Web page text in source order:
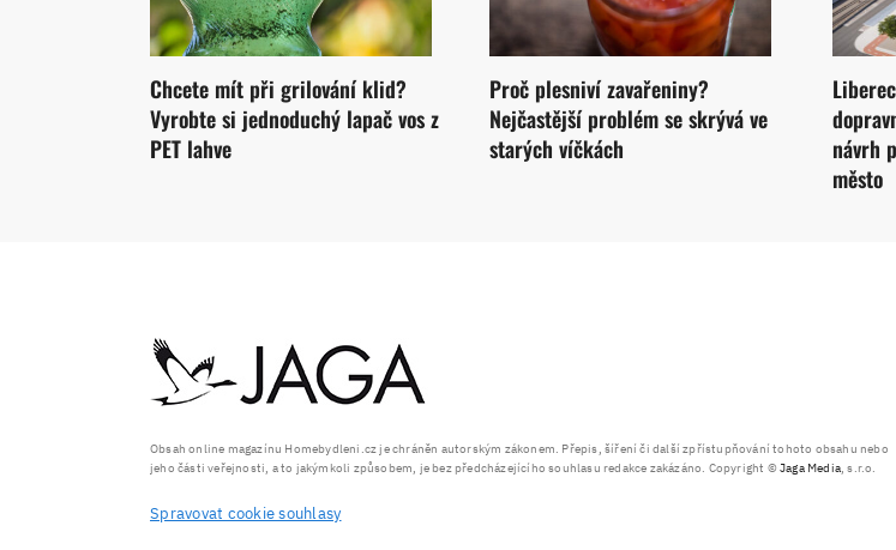
Chcete mít při grilování klid?
Vyrobte si jednoduchý lapač vos z
PET lahve
Proč plesniví zavařeniny?
Nejčastější problém se skrývá ve
starých víčkách
návrh
město
Obsah online magazínu Homebydleni.cz je chráněn autorským zákonem. Přepis, šíření či další zpřístupňování tohoto obsahu nebo
jeho části veřejnosti, a to jakýmkoli způsobem, je bez předcházejícího souhlasu redakce zakázáno. Copyright ©Jaga Media, s.r.o.
Spravovat cookie souhlasy